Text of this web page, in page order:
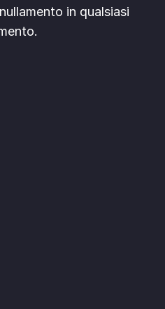
in qualsiasi